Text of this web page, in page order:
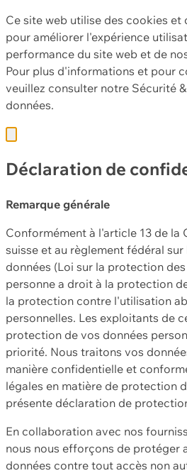
Ce site web utilise des cookies et
pour améliorer l'expérience
performance du site web et de
Pour plus d'informations et pour
veuillez consulter notre Sécurité
données.
Déclaration de
Remarque générale
Conformément à l'article 13 de la
suisse et au règlement fédéral
données (Loi sur la protection
personne a droit à la protection
la protection contre l'utilisation
personnelles. Les exploitants de
protection de vos données
priorité. Nous traitons vos
manière confidentielle et
légales en matière de protection
présente déclaration de
En collaboration avec nos
nous nous efforçons de protéger
données contre tout accès non